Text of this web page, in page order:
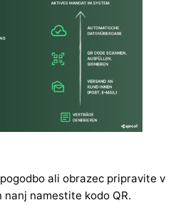
ali obrazec pripravite v
namestite kodo QR.